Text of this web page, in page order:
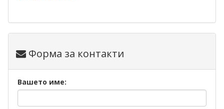
Форма за контакти
Вашето име: